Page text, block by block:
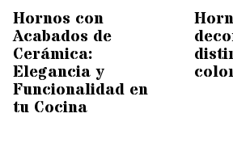
Hornos con
Acabados de
Cerámica:
Elegancia y
Funcionalidad en
tu Cocina